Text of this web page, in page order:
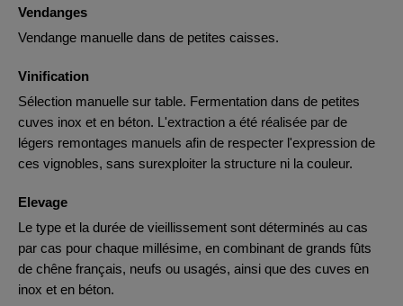
Vendanges
Vendange manuelle dans de petites caisses.
Vinification
Sélection manuelle sur table. Fermentation dans de petites
cuves inox et en béton. L'extraction a été réalisée par de
légers remontages manuels afin de respecter l'expression de
ces vignobles, sans surexploiter la structure ni la couleur.
Elevage
Le type et la durée de vieillissement sont déterminés au cas
par cas pour chaque millésime, en combinant de grands fûts
de chêne français, neufs ou usagés, ainsi que des cuves en
inox et en béton.